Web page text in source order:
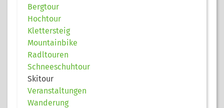
Bergtour
Hochtour
Klettersteig
Mountainbike
Radltouren
Schneeschuhtour
Skitour
Veranstaltungen
Wanderung